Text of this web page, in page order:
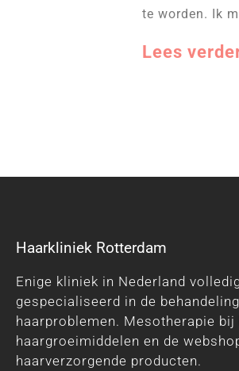
te worden. Ik
Lees
Haarkliniek Rotterdam
Enige kliniek in Nederland
gespecialiseerd in de
haarproblemen. Mesotherapie bij
haargroeimiddelen en de
haarverzorgende producten.